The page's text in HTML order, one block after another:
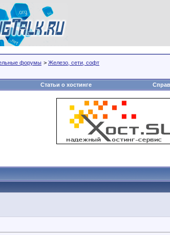
форумы > Железо, сети, софт
Статьи о хостинге